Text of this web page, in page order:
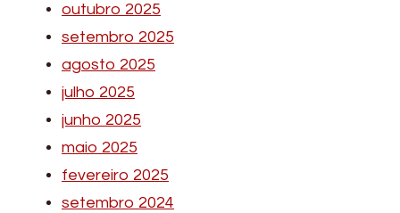
outubro 2025
setembro 2025
agosto 2025
julho 2025
junho 2025
maio 2025
fevereiro 2025
setembro 2024